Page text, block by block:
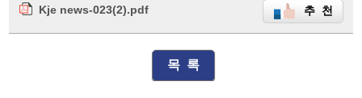
Kje news-023(2).pdf 추 천
목 록